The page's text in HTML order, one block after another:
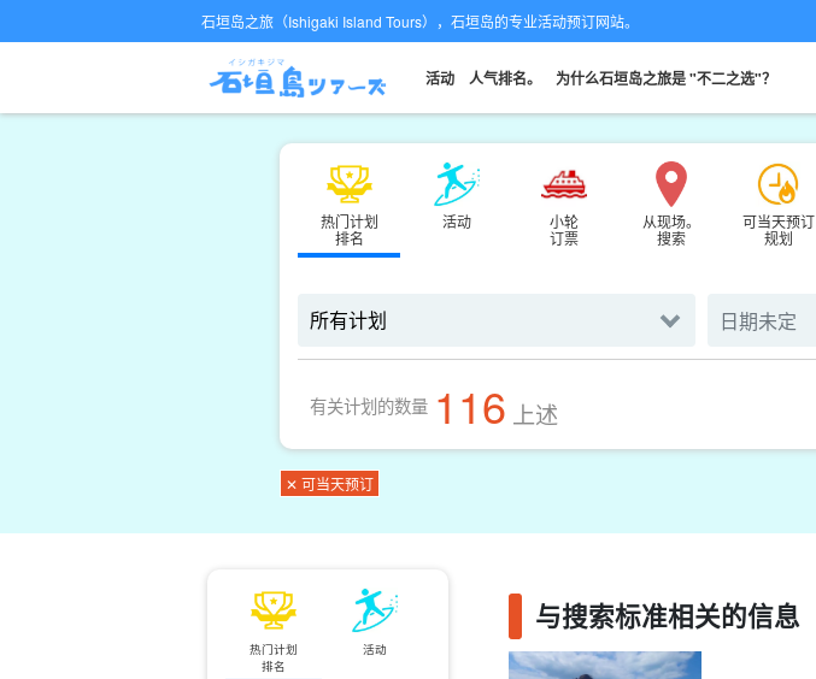
石垣岛之旅（Ishigaki Island Tours），石垣岛的专业活动预订网站。
活动 人气排名。 为什么石垣岛之旅是 "不二之选"？
热门计划
排名
活动
小轮
订票
从现场。
搜索
可当天预订
规划
有关计划的数量 116 上述
✕ 可当天预订
热门计划
排名
活动
从现场。
搜索
可当天预订
规划
与搜索标准相关的信息